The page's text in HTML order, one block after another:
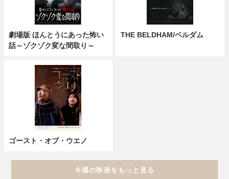
劇場版 ほんとうにあった怖い
話～ゾクゾク変な間取り～
THE BELDHAM/ベルダム
ゴースト・オブ・ウエノ
今週の映画をもっと見る